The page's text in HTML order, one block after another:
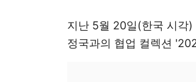
지난 5월 20일(한국 시각
정국과의 협업 컬렉션